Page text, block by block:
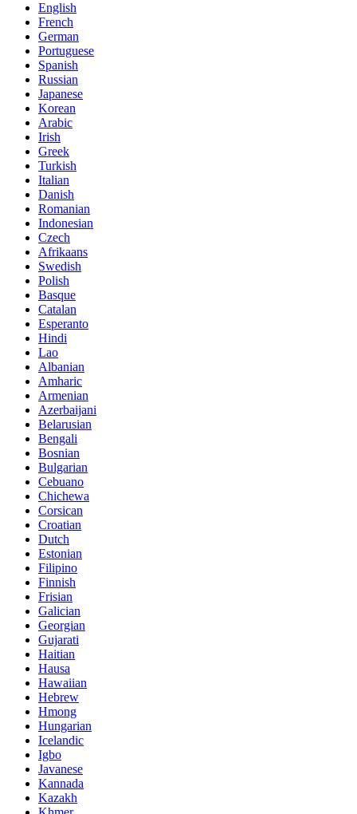
English
French
German
Portuguese
Spanish
Russian
Japanese
Korean
Arabic
Irish
Greek
Turkish
Italian
Danish
Romanian
Indonesian
Czech
Afrikaans
Swedish
Polish
Basque
Catalan
Esperanto
Hindi
Lao
Albanian
Amharic
Armenian
Azerbaijani
Belarusian
Bengali
Bosnian
Bulgarian
Cebuano
Chichewa
Corsican
Croatian
Dutch
Estonian
Filipino
Finnish
Frisian
Galician
Georgian
Gujarati
Haitian
Hausa
Hawaiian
Hebrew
Hmong
Hungarian
Icelandic
Igbo
Javanese
Kannada
Kazakh